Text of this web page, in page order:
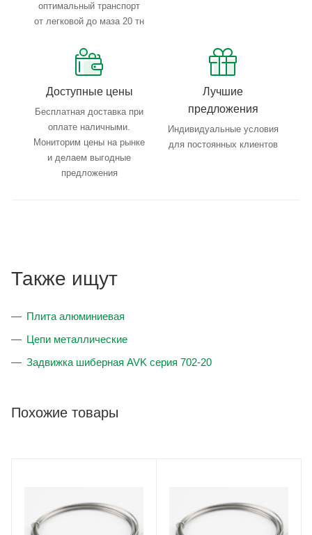
оптимальный транспорт
от легковой до маза 20 тн
Доступные цены
Бесплатная доставка при
оплате наличными.
Мониторим цены на рынке
и делаем выгодные
предложения
Лучшие
предложения
Индивидуальные условия
для постоянных клиентов
Также ищут
Плита алюминиевая
Цепи металлические
Задвижка шиберная AVK серия 702-20
Похожие товары